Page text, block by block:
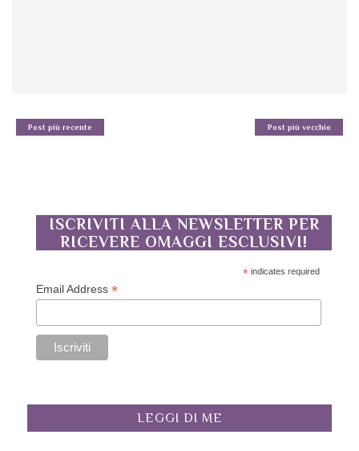
Post più recente Post più vecchio
ISCRIVITI ALLA NEWSLETTER PER
RICEVERE OMAGGI ESCLUSIVI!
* indicates required
Email Address*
LEGGI DI ME